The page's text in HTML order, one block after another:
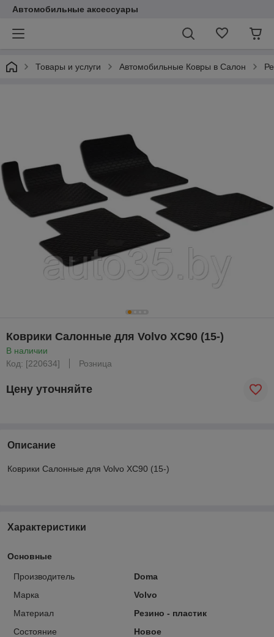
Автомобильные аксессуары
Товары и услуги Автомобильные Ковры в Салон
Коврики Салонные для Volvo XC90 (15-)
В наличии
Код: [220634]
Розница
Цену уточняйте
Описание
Коврики Салонные для Volvo XC90 (15-)
Характеристики
Основные
Производитель
Doma
Марка
Volvo
Материал
Резино - пластик
Состояние
Новое